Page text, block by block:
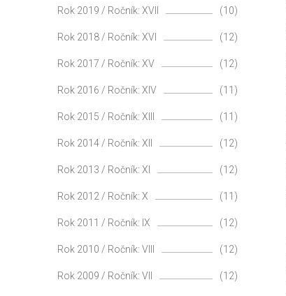
Rok 2019 / Ročník: XVII (10)
Rok 2018 / Ročník: XVI (12)
Rok 2017 / Ročník: XV (12)
Rok 2016 / Ročník: XIV (11)
Rok 2015 / Ročník: XIII (11)
Rok 2014 / Ročník: XII (12)
Rok 2013 / Ročník: XI (12)
Rok 2012 / Ročník: X (11)
Rok 2011 / Ročník: IX (12)
Rok 2010 / Ročník: VIII (12)
Rok 2009 / Ročník: VII (12)